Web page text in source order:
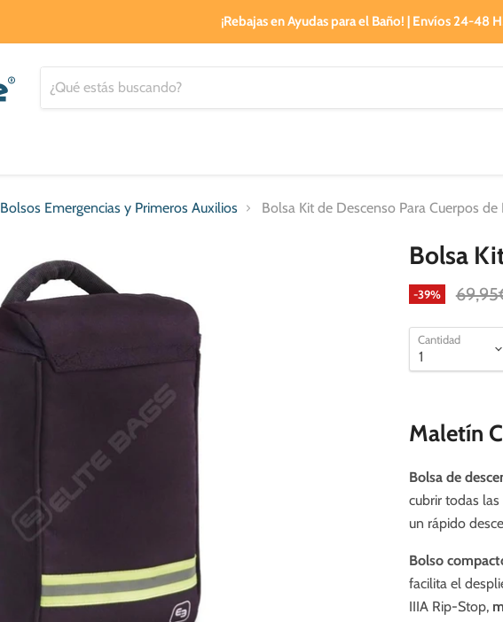
¡Rebajas en Ayudas para el Baño! | Envíos 24-48
Bolsos Emergencias y Primeros Auxilios Bolsa Kit de Descenso Para Cuerpos de
Bolsa
-39%
Cantidad
Maletín
Bolsa de
cubrir todas
un rápido
Bolso
facilita el
IIIA Rip-Stop,